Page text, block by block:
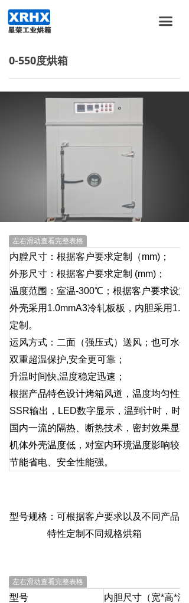
끀
首页
产品服务
新闻资讯
0-550度烘箱
左右滑动查看完整表格
内膛尺寸：根据客户要求定制（mm)；
外形尺寸：根据客户要求定制 (mm)；
温度范围：室温-300℃；根据客户要求设定
外壳采用1.0mmA3冷轧板板，内胆采用
定制。
运风方式：二面（强压式）送风；也可水平
双重超温保护,安全更可靠；
升温时间快,温度稳定迅速；
根据产品特色设计烤箱风道，温度均匀性好
SSR输出，LED数字显示，温到计时，时到
国内一流的隔热、断热技术，密封效果显著
机体外壳温度低，对室内环境温度影响较小
节能省电、安全性能强。
型号规格：可根据客户要求以及不同产品
特性定制不同规格烘箱
左右滑动查看完整表格
型号
内胆尺寸（宽*高*深